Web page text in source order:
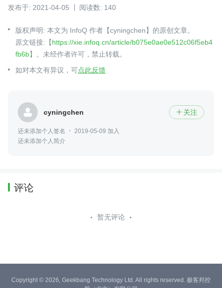
发布于: 2021-04-05 阅读数: 140
版权声明: 本文为 InfoQ 作者【cyningchen】的原创文章。
原文链接:【https://xie.infoq.cn/article/b075e0ae0e512c06f5eb4
fb6b】。未经作者许可，禁止转载。
如对本文有异议，可点此反馈
cyningchen  关注
还未添加个人签名
2019-05-09 加入
还未添加个人简介
评论
暂无评论
Copyright © 2026, Geekbang Technology Ltd. All rights reserved. 极客邦控